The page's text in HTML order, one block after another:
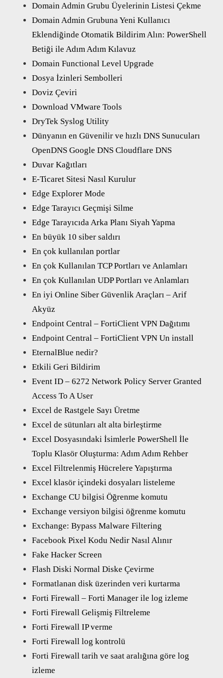
Domain Admin Grubu Üyelerinin Listesi Çekme
Domain Admin Grubuna Yeni Kullanıcı
Eklendiğinde Otomatik Bildirim Alın: PowerShell
Betiği ile Adım Adım Kılavuz
Domain Functional Level Upgrade
Dosya İzinleri Sembolleri
Doviz Çeviri
Download VMware Tools
DryTek Syslog Utility
Dünyanın en Güvenilir ve hızlı DNS Sunucuları
OpenDNS Google DNS Cloudflare DNS
Duvar Kağıtları
E-Ticaret Sitesi Nasıl Kurulur
Edge Explorer Mode
Edge Tarayıcı Geçmişi Silme
Edge Tarayıcıda Arka Planı Siyah Yapma
En büyük 10 siber saldırı
En çok kullanılan portlar
En çok Kullanılan TCP Portları ve Anlamları
En çok Kullanılan UDP Portları ve Anlamları
En iyi Online Siber Güvenlik Araçları – Arif
Akyüz
Endpoint Central – FortiClient VPN Dağıtımı
Endpoint Central – FortiClient VPN Un install
EternalBlue nedir?
Etkili Geri Bildirim
Event ID – 6272 Network Policy Server Granted
Access To A User
Excel de Rastgele Sayı Üretme
Excel de sütunları alt alta birleştirme
Excel Dosyasındaki İsimlerle PowerShell İle
Toplu Klasör Oluşturma: Adım Adım Rehber
Excel Filtrelenmiş Hücrelere Yapıştırma
Excel klasör içindeki dosyaları listeleme
Exchange CU bilgisi Öğrenme komutu
Exchange versiyon bilgisi öğrenme komutu
Exchange: Bypass Malware Filtering
Facebook Pixel Kodu Nedir Nasıl Alınır
Fake Hacker Screen
Flash Diski Normal Diske Çevirme
Formatlanan disk üzerinden veri kurtarma
Forti Firewall – Forti Manager ile log izleme
Forti Firewall Gelişmiş Filtreleme
Forti Firewall IP verme
Forti Firewall log kontrolü
Forti Firewall tarih ve saat aralığına göre log
izleme